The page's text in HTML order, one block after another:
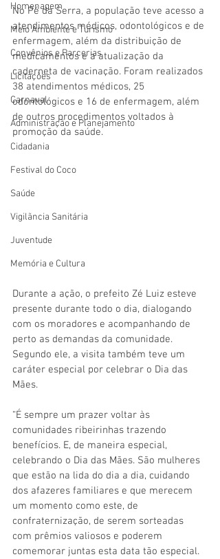
Homenagem
Meio Ambiente e Turismo
Convênios e Parcerias
Licitações
Carnaval
Administração e Planejamento
Cidadania
Festival do Coco
Saúde
Vigilãncia Sanitária
Juventude
Memória e Cultura
No Pé da Serra, a população teve acesso a
atendimentos médicos, odontológicos e de
enfermagem, além da distribuição de
medicamentos e a atualização da
caderneta de vacinação. Foram realizados
38 atendimentos médicos, 25
odontológicos e 16 de enfermagem, além
de outros procedimentos voltados à
promoção da saúde.
Durante a ação, o prefeito Zé Luiz esteve
presente durante todo o dia, dialogando
com os moradores e acompanhando de
perto as demandas da comunidade.
Segundo ele, a visita também teve um
caráter especial por celebrar o Dia das
Mães.
“É sempre um prazer voltar às
comunidades ribeirinhas trazendo
benefícios. E, de maneira especial,
celebrando o Dia das Mães. São mulheres
que estão na lida do dia a dia, cuidando
dos afazeres familiares e que merecem
um momento como este, de
confraternização, de serem sorteadas
com prêmios valiosos e poderem
comemorar juntas esta data tão especial.